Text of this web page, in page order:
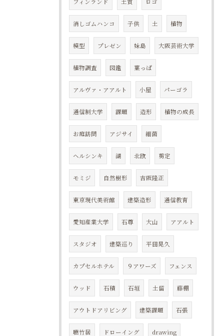
消しゴムハンコ 子供 土 植物
模型 プレゼン 妹島 大阪芸術大学
植物調査 図鑑 葉っぱ
アルヴァ・アアルト 小屋 パーゴラ
通信制大学 課題 造形 植物の成長
お庭訪問 アジサイ 細菌
ヘルシンキ 湖 北欧 剪定
モミジ 自然樹形 吉阪隆正
東京現代美術館 建築造形 通信教育
愛知産業大学 石尊 大山 アアルト
スタジオ 建築巡り 平田晃久
カプセルホテル ９アワーズ フェンス
ウッド 石積 石垣 土留 藤棚
アウトドアリビング 建築課題 石張
聴竹居 ドローイング drawing